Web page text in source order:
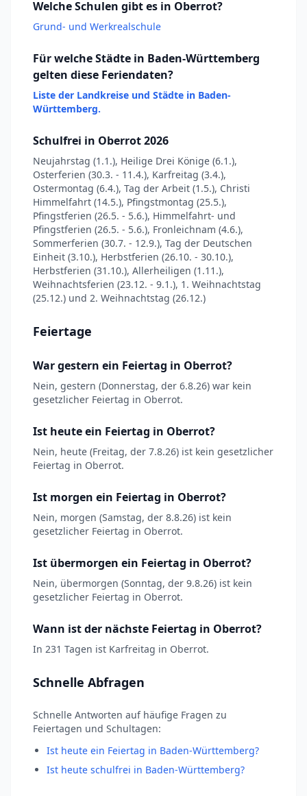
Welche Schulen gibt es in Oberrot?
Grund- und Werkrealschule
Für welche Städte in Baden-Württemberg
gelten diese Feriendaten?
Liste der Landkreise und Städte in Baden-
Württemberg.
Schulfrei in Oberrot 2026
Neujahrstag (1.1.), Heilige Drei Könige (6.1.),
Osterferien (30.3. - 11.4.), Karfreitag (3.4.),
Ostermontag (6.4.), Tag der Arbeit (1.5.), Christi
Himmelfahrt (14.5.), Pfingstmontag (25.5.),
Pfingstferien (26.5. - 5.6.), Himmelfahrt- und
Pfingstferien (26.5. - 5.6.), Fronleichnam (4.6.),
Sommerferien (30.7. - 12.9.), Tag der Deutschen
Einheit (3.10.), Herbstferien (26.10. - 30.10.),
Herbstferien (31.10.), Allerheiligen (1.11.),
Weihnachtsferien (23.12. - 9.1.), 1. Weihnachtstag
(25.12.) und 2. Weihnachtstag (26.12.)
Feiertage
War gestern ein Feiertag in Oberrot?
Nein, gestern (Donnerstag, der 6.8.26) war kein
gesetzlicher Feiertag in Oberrot.
Ist heute ein Feiertag in Oberrot?
Nein, heute (Freitag, der 7.8.26) ist kein gesetzlicher
Feiertag in Oberrot.
Ist morgen ein Feiertag in Oberrot?
Nein, morgen (Samstag, der 8.8.26) ist kein
gesetzlicher Feiertag in Oberrot.
Ist übermorgen ein Feiertag in Oberrot?
Nein, übermorgen (Sonntag, der 9.8.26) ist kein
gesetzlicher Feiertag in Oberrot.
Wann ist der nächste Feiertag in Oberrot?
In 231 Tagen ist Karfreitag in Oberrot.
Schnelle Abfragen
Schnelle Antworten auf häufige Fragen zu
Feiertagen und Schultagen:
Ist heute ein Feiertag in Baden-Württemberg?
Ist heute schulfrei in Baden-Württemberg?